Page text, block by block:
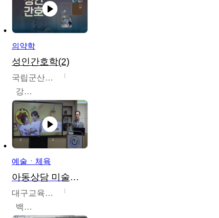
의약학
성인간호학(2)
국립군산대학교
강경아
예술ㆍ체육
아동상담 미술치료
대구교육대학교
백중열